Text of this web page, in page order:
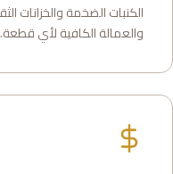
الكنبات الضخمة والخزانات
والعمالة الكافية لأي قطعة.